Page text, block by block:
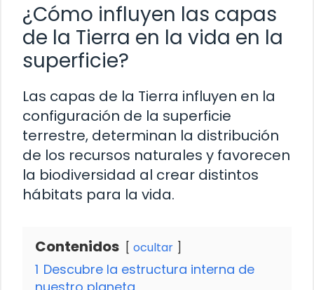
¿Cómo influyen las capas
de la Tierra en la vida en la
superficie?
Las capas de la Tierra influyen en la
configuración de la superficie
terrestre, determinan la distribución
de los recursos naturales y favorecen
la biodiversidad al crear distintos
hábitats para la vida.
Contenidos ocultar
1 Descubre la estructura interna de